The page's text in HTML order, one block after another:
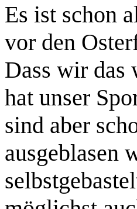
Es ist schon
vor den
Dass wir das
hat unser
sind aber
ausgeblasen